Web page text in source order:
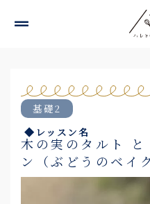
基礎2
◆レッスン名
木の実のタルト
ン（ぶどうのベイ